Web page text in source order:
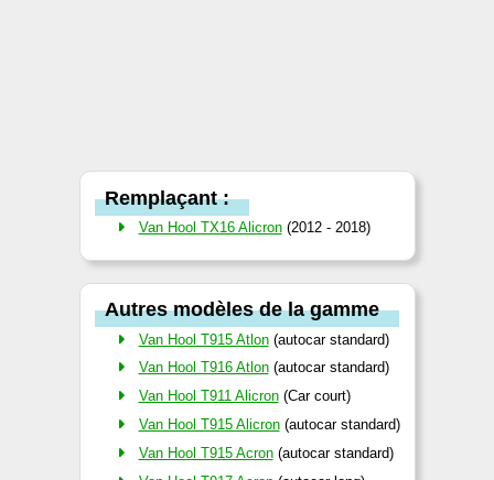
Remplaçant :
Van Hool TX16 Alicron(2012 - 2018)
Autres modèles de la gamme
Van Hool T915 Atlon (autocar standard)
Van Hool T916 Atlon (autocar standard)
Van Hool T911 Alicron (Car court)
Van Hool T915 Alicron (autocar standard)
Van Hool T915 Acron (autocar standard)